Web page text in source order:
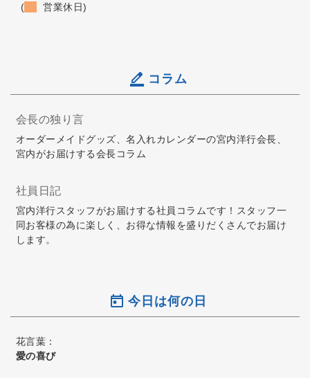
( 営業休日)
コラム
会長の独り言
オーダーメイドグッズ、名入れカレンダーの宮内洋行会長、
宮内がお届けする会長コラム
社員日記
宮内洋行スタッフがお届けする社員コラムです！スタッフ一
同お客様の為に楽しく、お得な情報を盛りだくさんでお届け
します。
今日は何の日
花言葉：
愛の喜び